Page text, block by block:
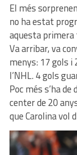
El més
no ha estat
aquesta
Va arribar, va
menys: 17 gols i
l’NHL. 4 gols
Poc més s’ha
center de 20
que Carolina vol